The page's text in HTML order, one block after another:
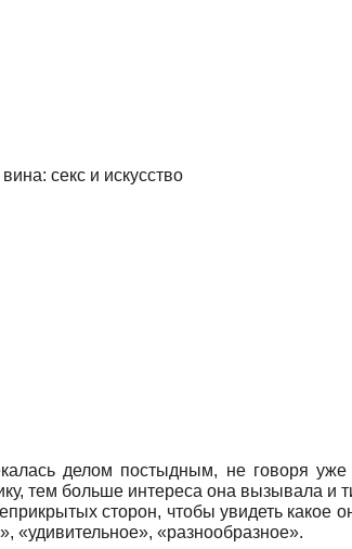
секс и искусство
делом постыдным, не говоря
тем больше интереса она вызывала и
сторон, чтобы увидеть какое
«удивительное», «разнообразное».